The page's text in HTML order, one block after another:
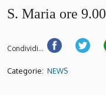
S. Maria ore 9.00
Condividi...
Categorie: NEWS